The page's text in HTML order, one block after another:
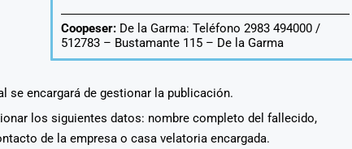
Coopeser:De la Garma: Teléfono 2983 494000 /
512783 – Bustamante 115 – De la Garma
encargará de gestionar la publicación.
los siguientes datos: nombre completo del fallecido,
de la empresa o casa velatoria encargada.